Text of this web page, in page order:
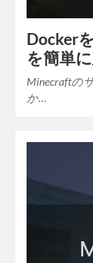
Docker
を簡単
Minecraftの
か…